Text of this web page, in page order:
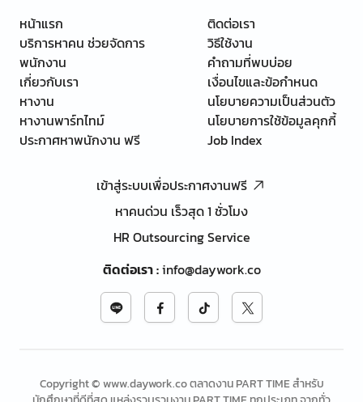
หน้าแรก
บริการหาคน ช่วยจัดการ
พนักงาน
เกี่ยวกับเรา
หางาน
หางานพาร์ทไทม์
ประกาศหาพนักงาน ฟรี
ติดต่อเรา
วิธีใช้งาน
คำถามที่พบบ่อย
เงื่อนไขและข้อกำหนด
นโยบายความเป็นส่วนตัว
นโยบายการใช้ข้อมูลคุกกี้
Job Index
เข้าสู่ระบบเพื่อประกาศงานฟรี
หาคนด่วน เร็วสุด 1 ชั่วโมง
HR Outsourcing Service
ติดต่อเรา:info@daywork.co
Copyright © www.daywork.co ตลาดงาน PART TIME สำหรับ